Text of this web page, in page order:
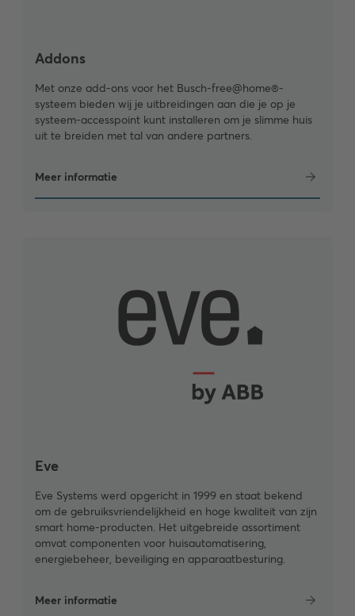
Addons
Met onze add-ons voor het Busch-free@home®-
systeem bieden wij je uitbreidingen aan die je op je
systeem-accesspoint kunt installeren om je slimme huis
uit te breiden met tal van andere partners.
Meer informatie
Eve
Eve Systems werd opgericht in 1999 en staat bekend
om de gebruiksvriendelijkheid en hoge kwaliteit van zijn
smart home-producten. Het uitgebreide assortiment
omvat componenten voor huisautomatisering,
energiebeheer, beveiliging en apparaatbesturing.
Meer informatie